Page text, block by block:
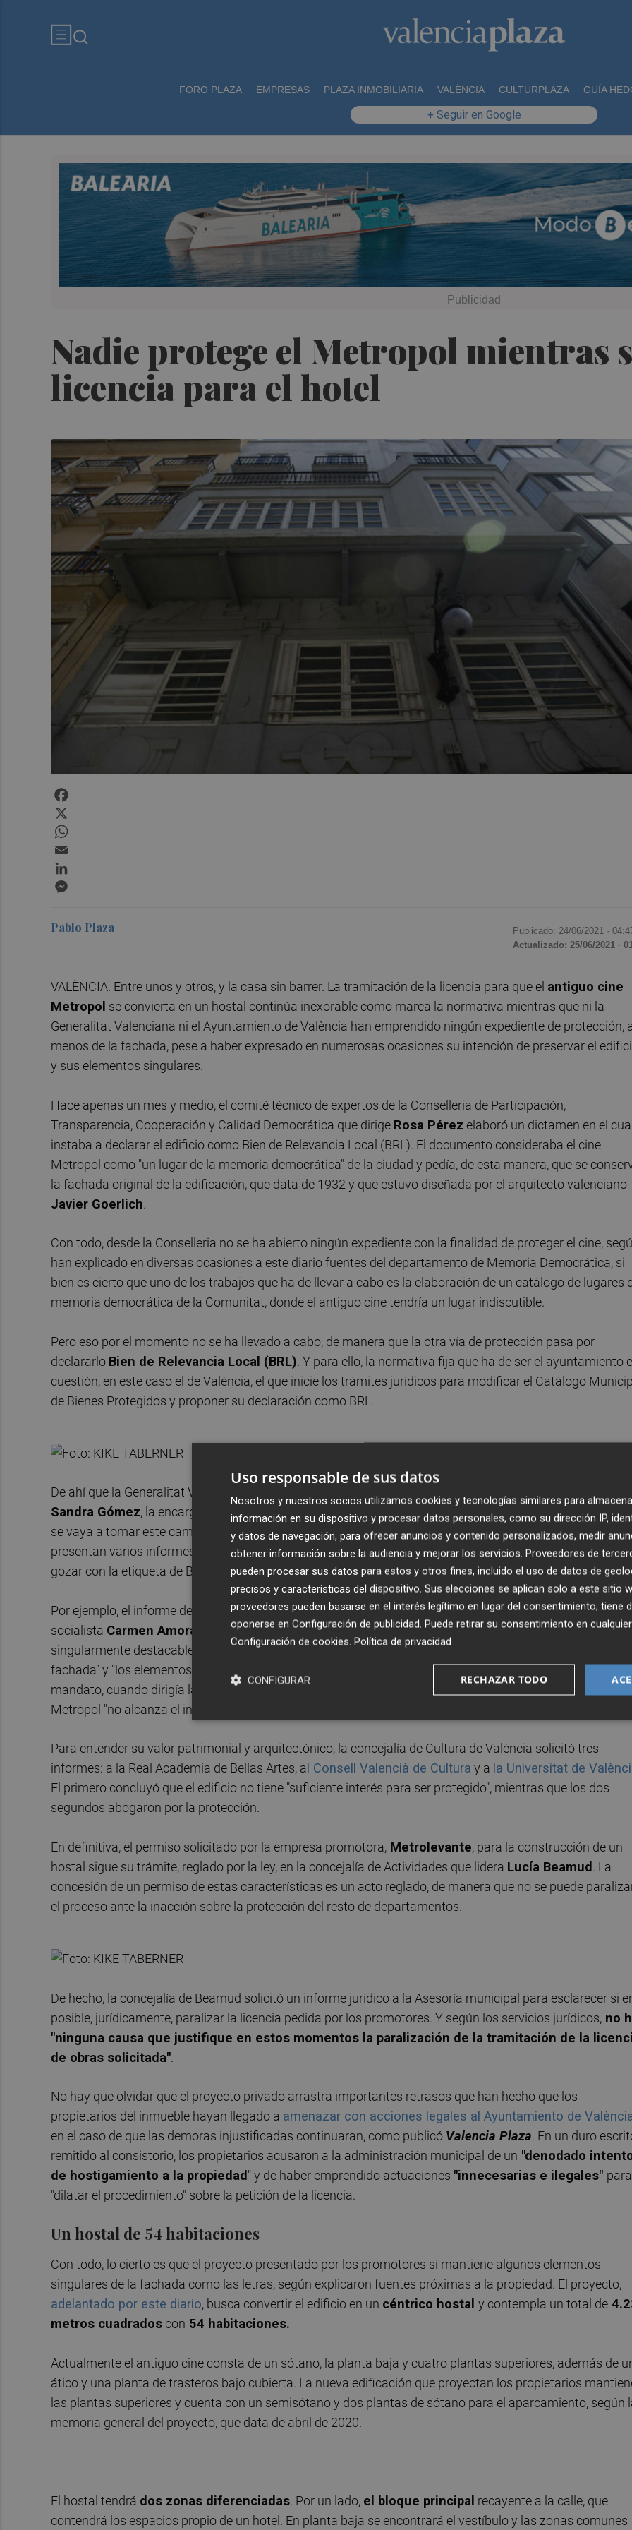
FORO PLAZA EMPRESAS PLAZA INMOBILIARIA VALÈNCIA CULTURPLAZA GUÍA
+ Seguir en Google
Nadie protege el Metropol mientras
licencia para el hotel
Pablo Plaza Publicado: 24/06/2021 ·
Actualizado: 25/06/2021 ·
VALÈNCIA. Entre unos y otros, y la casa sin barrer. La tramitación de la licencia para que el antiguo cine
Metropol se convierta en un hostal continúa inexorable como marca la normativa mientras que ni la
Generalitat Valenciana ni el Ayuntamiento de València han emprendido ningún expediente de protección,
menos de la fachada, pese a haber expresado en numerosas ocasiones su intención de preservar el
y sus elementos singulares.
Hace apenas un mes y medio, el comité técnico de expertos de la Conselleria de Participación,
Transparencia, Cooperación y Calidad Democrática que dirige Rosa Pérez elaboró un dictamen en el
instaba a declarar el edificio como Bien de Relevancia Local (BRL). El documento consideraba el cine
Metropol como "un lugar de la memoria democrática" de la ciudad y pedía, de esta manera, que se
la fachada original de la edificación, que data de 1932 y que estuvo diseñada por el arquitecto valenciano
Javier Goerlich.
Con todo, desde la Conselleria no se ha abierto ningún expediente con la finalidad de proteger el cine,
han explicado en diversas ocasiones a este diario fuentes del departamento de Memoria Democrática, si
bien es cierto que uno de los trabajos que ha de llevar a cabo es la elaboración de un catálogo de lugares
memoria democrática de la Comunitat, donde el antiguo cine tendría un lugar indiscutible.
Pero eso por el momento no se ha llevado a cabo, de manera que la otra vía de protección pasa por
declararlo Bien de Relevancia Local (BRL). Y para ello, la normativa fija que ha de ser el ayuntamiento
cuestión, en este caso el de València, el que inicie los trámites jurídicos para modificar el Catálogo
de Bienes Protegidos y proponer su declaración como BRL.
De ahí que la Generalitat Valenciana también mira a la concejalía de Urbanismo de València, que lidera
Sandra Gómez, la encargada de emprender este camino si lo considera. No obstante, tampoco parece
se vaya a tomar este camino, según fuentes del propio departamento de Urbanismo, desde donde
presentan varios informes técnicos que rechazan que el edificio reúna las características necesarias para
gozar con la etiqueta de BRL.
Por ejemplo, el informe de la dirección general de Cultura y Patrimonio, elaborado en 2017 y firmado por la
socialista Carmen Amoraga
, que rechazaba que el antiguo cine contara con "valores arquitectónicos
singularmente destacables", pero que abogaba por mantener "las líneas compositivas generales de la
fachada" y "los elementos con valores históricos". Otro informe solicitado por Urbanismo el pasado
mandato, cuando dirigía la concejalía
Metropol "no alcanza el interés suficiente como para ser incorporado" al Plan Especial del Ensanche.
Para entender su valor patrimonial y arquitectónico, la concejalía de Cultura de València solicitó tres
informes: a la Real Academia de Bellas Artes, a l Consell Valencià de Cultura y a la Universitat de
El primero concluyó que el edificio no tiene "suficiente interés para ser protegido", mientras que los dos
segundos abogaron por la protección.
En definitiva, el permiso solicitado por la empresa promotora, Metrolevante, para la construcción de un
hostal sigue su trámite, reglado por la ley, en la concejalía de Actividades que lidera Lucía Beamud . La
concesión de un permiso de estas características es un acto reglado, de manera que no se puede
el proceso ante la inacción sobre la protección del resto de departamentos.
De hecho, la concejalía de Beamud solicitó un informe jurídico a la Asesoría municipal para esclarecer si
posible, jurídicamente, paralizar la licencia pedida por los promotores. Y según los servicios jurídicos, no
"ninguna causa que justifique en estos momentos la paralización de la tramitación de la
de obras solicitada".
No hay que olvidar que el proyecto privado arrastra importantes retrasos que han hecho que los
propietarios del inmueble hayan llegado a amenazar con acciones legales al Ayuntamiento de
en el caso de que las demoras injustificadas continuaran, como publicó Valencia Plaza. En un duro
remitido al consistorio, los propietarios acusaron a la administración municipal de un "denodado
de hostigamiento a la propiedad" y de haber emprendido actuaciones "innecesarias e ilegales" para
"dilatar el procedimiento" sobre la petición de la licencia.
Un hostal de 54 habitaciones
Con todo, lo cierto es que el proyecto presentado por los promotores sí mantiene algunos elementos
singulares de la fachada como las letras, según explicaron fuentes próximas a la propiedad. El proyecto,
adelantado por este diario, busca convertir el edificio en un céntrico hostal y contempla un total de 4
metros cuadrados con 54 habitaciones.
Actualmente el antiguo cine consta de un sótano, la planta baja y cuatro plantas superiores, además de
ático y una planta de trasteros bajo cubierta. La nueva edificación que proyectan los propietarios
las plantas superiores y cuenta con un semisótano y dos plantas de sótano para el aparcamiento, según
memoria general del proyecto, que data de abril de 2020.
El hostal tendrá dos zonas diferenciadas. Por un lado, el bloque principal recayente a la calle, que
contendrá los espacios propio de un hotel. En planta baja se encontrará el vestíbulo y las zonas comunes
Uso responsable de sus datos
Nosotros y nuestros socios utilizamos cookies y tecnologías similares para
información en su dispositivo y procesar datos personales, como su dirección IP,
y datos de navegación, para ofrecer anuncios y contenido personalizados, medir
obtener información sobre la audiencia y mejorar los servicios. Proveedores de
pueden procesar sus datos para estos y otros fines, incluido el uso de datos de
precisos y características del dispositivo. Sus elecciones se aplican solo a este sitio
proveedores pueden basarse en el interés legítimo en lugar del consentimiento; tiene
oponerse en Configuración de publicidad. Puede retirar su consentimiento en
Configuración de cookies. Política de privacidad
RECHAZAR TODO
CONFIGURAR